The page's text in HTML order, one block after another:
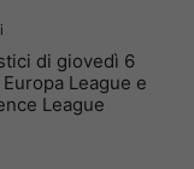
di giovedì 6
League e
League